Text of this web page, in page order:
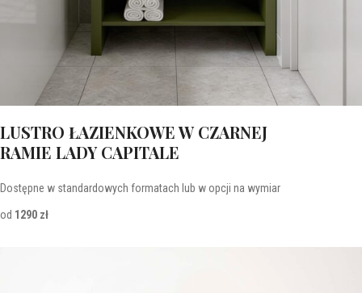
LUSTRO ŁAZIENKOWE W CZARNEJ
RAMIE LADY CAPITALE
Dostępne w standardowych formatach lub w opcji na wymiar
od 1290 zł